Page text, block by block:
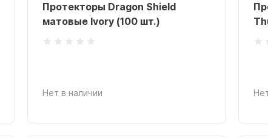
Протекторы Dragon Shield
матовые Ivory (100 шт.)
Нет в наличии